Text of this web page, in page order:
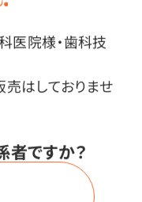
医院様・歯科技
はしておりませ
ですか？